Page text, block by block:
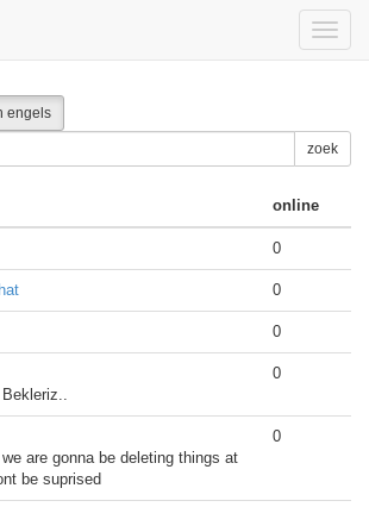
Toggle
engels
zoek
online
0
0
0
0
are gonna be deleting things at
be suprised
0